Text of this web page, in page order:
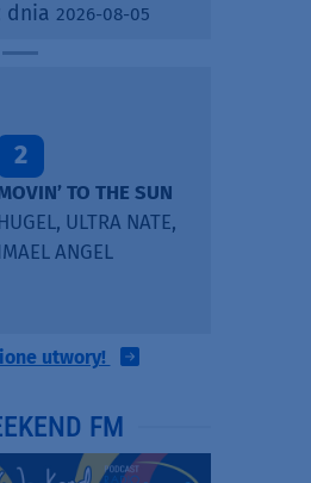
kamienny
dnia 2026-08-05
2
TO THE SUN
HUGEL, ULTRA NATE,
IMAEL ANGEL
utwory!
FM